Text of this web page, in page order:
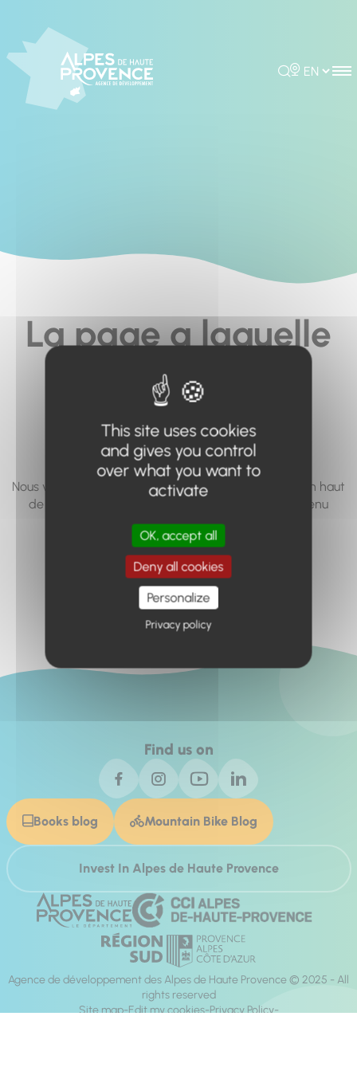
Rechercher
Choisir la
La page a laquelle
vous cherchez à
accéder n'existe
pas... ou plus.
Nous vous invitons à utiliser le moteur de recherche en haut
de page, ou à utiliser le menu pour trouver le contenu
recherché.
Retour à l'accueil
Find us on
Books blog Mountain Bike Blog
Invest In Alpes de Haute Provence
Agence de développement des Alpes de Haute Provence © 2025 - All
rights reserved
Site map Edit my cookies Privacy Policy
This site uses cookies
and gives you control
over what you want to
activate
OK, accept all
Deny all cookies
Personalize
Privacy policy